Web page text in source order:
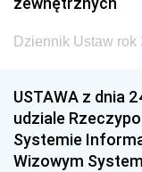
Dziennik Ustaw rok
USTAWA z dnia
udziale
Systemie
Wizowym